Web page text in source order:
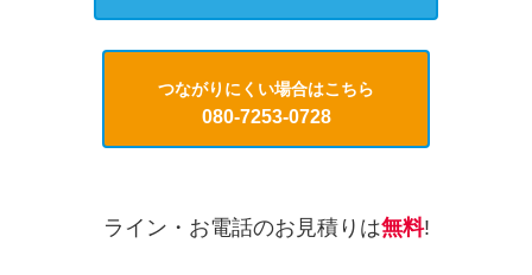
つながりにくい場合はこちら
080-7253-0728
ライン・お電話のお見積りは無料!